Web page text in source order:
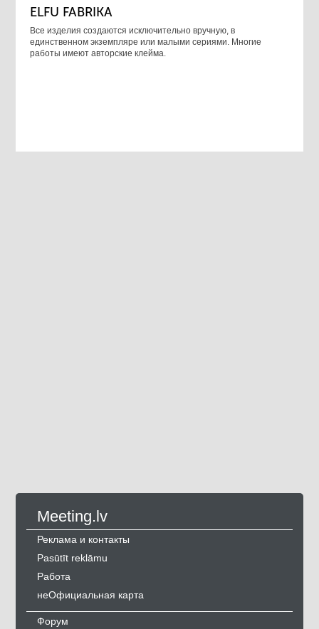
ELFU FABRIKA
Все изделия создаются исключительно вручную, в
единственном экземпляре или малыми сериями. Многие
работы имеют авторские клейма.
Meeting.lv
Реклама и контакты
Pasūtīt reklāmu
Работа
неОфициальная карта
Форум